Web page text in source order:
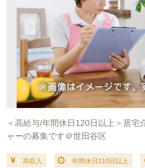
＜高給与/年間休日120日以上＞居宅
ャーの募集です＠世田谷区
高収入 年間休日110日以上